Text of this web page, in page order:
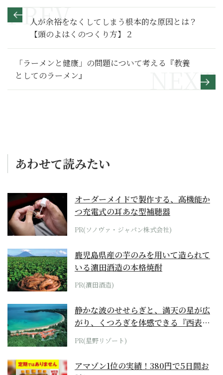
人が余裕をなくしてしまう根本的な原因とは？
【頭のよはくのつくり方】２
「ラーメンと健康」の問題について考える『教養
としてのラーメン』
あわせて読みたい
オーダーメイドで製作する、高機能か
つ充電式の耳あな型補聴器
PR(ソノヴァ・ジャパン株式会社)
鹿児島県産の芋のみを用いて造られて
いる濵田酒造の本格焼酎
PR(濵田酒造)
静かな波のせせらぎと、満天の星が広
がり、くつろぎを体感できる『西表島
ホテル by...
PR(星野リゾート)
アマゾン1位の実績！380円で5日間お